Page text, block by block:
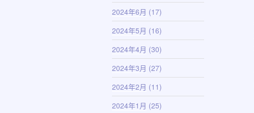
2024年6月 (17)
2024年5月 (16)
2024年4月 (30)
2024年3月 (27)
2024年2月 (11)
2024年1月 (25)